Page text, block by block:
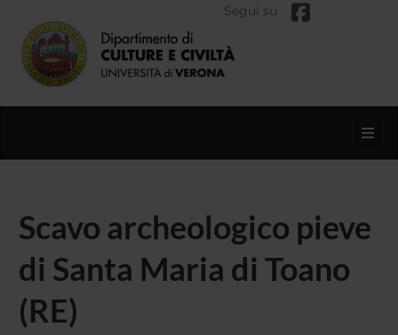
Segui su
Scavo archeologico pieve
di Santa Maria di Toano
(RE)